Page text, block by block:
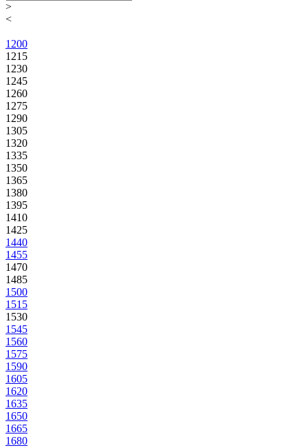
>
<
1200
1215
1230
1245
1260
1275
1290
1305
1320
1335
1350
1365
1380
1395
1410
1425
1440
1455
1470
1485
1500
1515
1530
1545
1560
1575
1590
1605
1620
1635
1650
1665
1680